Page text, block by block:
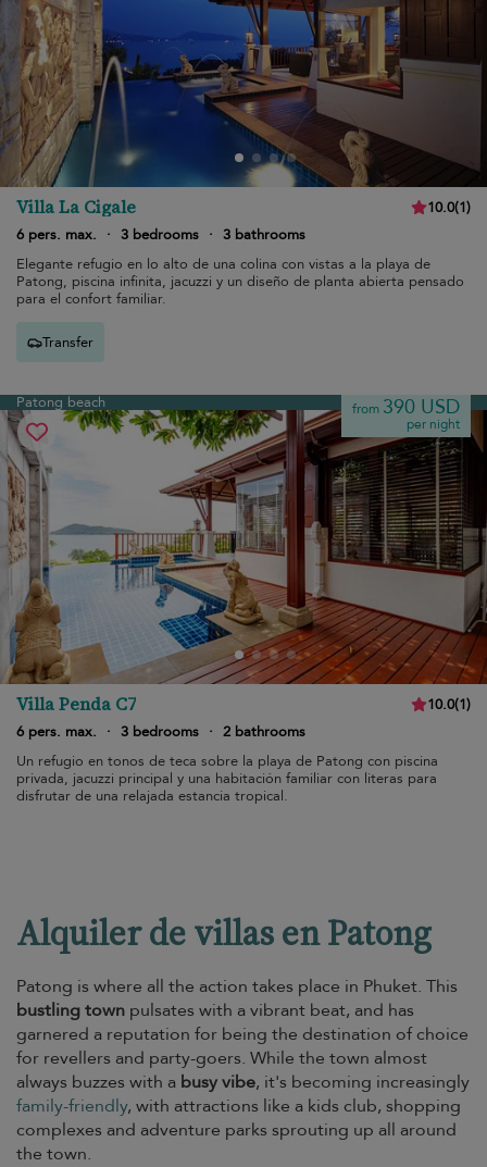
Villa La Cigale 10.0(1)
6 pers. max.
· 3 bedrooms · 3 bathrooms
Elegante refugio en lo alto de una colina con vistas a la playa de
Patong, piscina infinita, jacuzzi y un diseño de planta abierta pensado
para el confort familiar.
Transfer
Patong beach from 390 USD
per night
Villa Penda C7 10.0(1)
6 pers. max.
· 3 bedrooms · 2 bathrooms
Un refugio en tonos de teca sobre la playa de Patong con piscina
privada, jacuzzi principal y una habitación familiar con literas para
disfrutar de una relajada estancia tropical.
Alquiler de villas en Patong
Patong is where all the action takes place in Phuket. This
bustling town pulsates with a vibrant beat, and has
garnered a reputation for being the destination of choice
for revellers and party-goers. While the town almost
always buzzes with a busy vibe, it's becoming increasingly
family-friendly, with attractions like a kids club, shopping
complexes and adventure parks sprouting up all around
the town.